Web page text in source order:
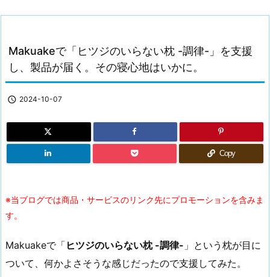
Makuakeで「ヒツジのいらない枕 -調律-」を支援
し、製品が届く。その寝心地はいかに。
 2024-10-07
Copy
※当ブログでは商品・サービスのリンク先にプロモーションを含みま
す。
Makuakeで「 ヒツジのいらない枕 -調律- 」という枕が目に
ついて、何かよさそうな感じだったので支援してみた。